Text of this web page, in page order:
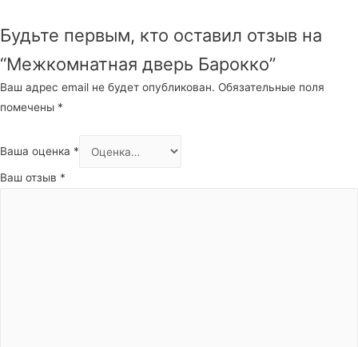
Будьте первым, кто оставил отзыв на
“Межкомнатная дверь Барокко”
Ваш адрес email не будет опубликован. Обязательные поля
помечены *
Ваша оценка *
Ваш отзыв *